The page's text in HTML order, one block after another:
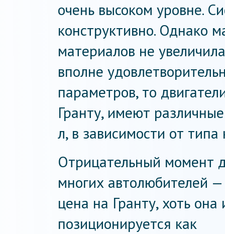
очень высоком уровне.
конструктивно. Однако
материалов не
вполне
параметров, то
Гранту, имеют
л, в зависимости от
Отрицательный момент
многих автолюбителей
цена на Гранту, хоть она
позиционируется как